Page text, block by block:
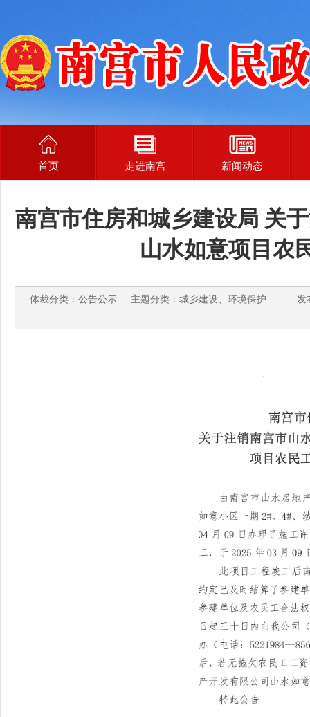
首页 走进南宫 新闻动态
南宫市住房和城乡建设局 关
山水如意项目农
体裁分类：公告公示 主题分类：城乡建设、环境保护 发